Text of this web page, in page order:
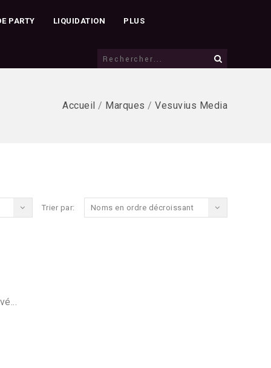
PARTY LIQUIDATION PLUS
Accueil / Marques / Vesuvius Media
Trier par: Noms en ordre décroissant